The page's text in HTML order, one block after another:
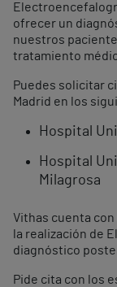
ofrecer un
nuestros
tratamiento
Puedes solicitar
Madrid en los
Hospital
Hospital
Milagrosa
Vithas cuenta
la realización de
diagnóstico
Pide cita con los